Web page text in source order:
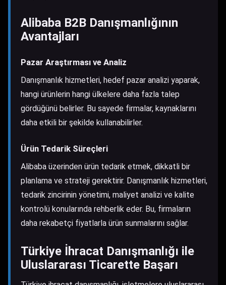
Alibaba B2B Danışmanlığının
Avantajları
Pazar Araştırması ve Analiz
Danışmanlık hizmetleri, hedef pazar analizi yaparak,
hangi ürünlerin hangi ülkelere daha fazla talep
gördüğünü belirler. Bu sayede firmalar, kaynaklarını
daha etkili bir şekilde kullanabilirler.
Ürün Tedarik Süreçleri
Alibaba üzerinden ürün tedarik etmek, dikkatli bir
planlama ve strateji gerektirir. Danışmanlık hizmetleri,
tedarik zincirinin yönetimi, maliyet analizi ve kalite
kontrolü konularında rehberlik eder. Bu, firmaların
daha rekabetçi fiyatlarla ürün sunmalarını sağlar.
Türkiye İhracat Danışmanlığı ile
Uluslararası Ticarette Başarı